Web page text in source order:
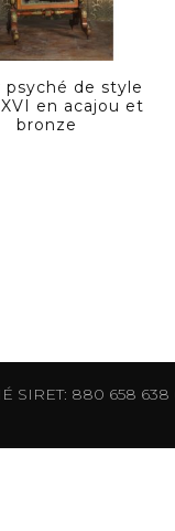
psyché de style
en acajou et
bronze
SIRET: 880 658